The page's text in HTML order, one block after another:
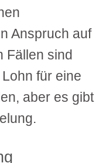
Anspruch auf
Fällen sind
für eine
aber es gibt